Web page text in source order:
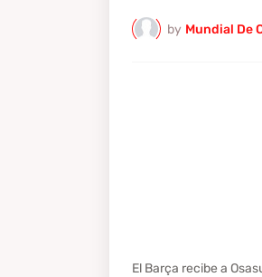
by Mundial De
El Barça recibe a